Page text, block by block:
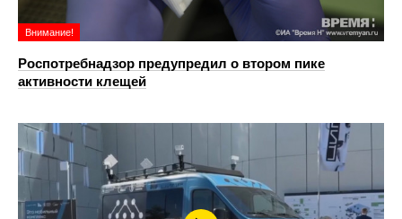
Внимание!
Роспотребнадзор предупредил о втором пике
активности клещей